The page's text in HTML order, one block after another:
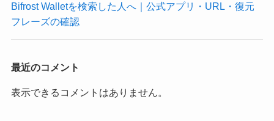
Bifrost Walletを検索した人へ｜公式アプリ・URL・復元
フレーズの確認
最近のコメント
表示できるコメントはありません。